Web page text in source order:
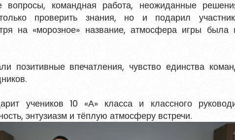
вопросы, командная работа, неожиданные
проверить знания, но и подарил
на «морозное» название, атмосфера игры была
позитивные впечатления, чувство единства
учеников 10 «А» класса и классного
энтузиазм и тёплую атмосферу встречи.
символов и содержать хотя бы одну строчную букву,
один специальный символ.
Обновить